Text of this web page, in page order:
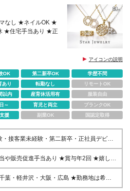
なし ★ネイルOK ★
★住宅手当あり ★正
アイコンの説明
OK 第二新卒OK
学歴不問
あり 転勤なし
リモートOK
以内 産育休活用有
服装自由
～ 育児と両立
ブランクOK
援 副業OK 国認定取得
・接客業未経験・第二新卒・正社員デビュ
二新卒歓迎
ぜひご応募ください！ .+‥ □接客・販売
ームで協力し合ったり、協調性を大切にで
ュエリーやファッションに興味がある方 □
や販売促進手当あり ★賞与年2回 ★嬉しい
り ---------------- 【東京・千葉・軽井沢・大
万円～27.5万円＋賞与2回＋各種手当
葉・軽井沢・大阪・広島 ★勤務地は希望
決定します！転居を伴う転勤はありません